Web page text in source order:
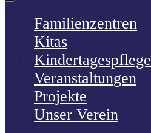
Familienzentren
Kitas
Kindertagespflege
Veranstaltungen
Projekte
Unser Verein